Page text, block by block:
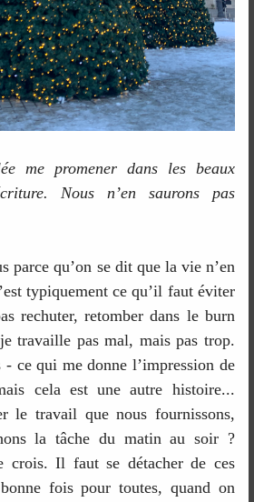
me promener dans les beaux
Nous n’en saurons pas
parce qu’on se dit que la vie n’en
typiquement ce qu’il faut éviter
rechuter, retomber dans le burn
travaille pas mal, mais pas trop.
ce qui me donne l’impression de
cela est une autre histoire...
le travail que nous fournissons,
la tâche du matin au soir ?
crois. Il faut se détacher de ces
fois pour toutes, quand on